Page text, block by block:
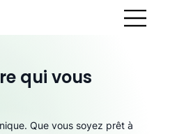
qui vous
Que vous soyez prêt à